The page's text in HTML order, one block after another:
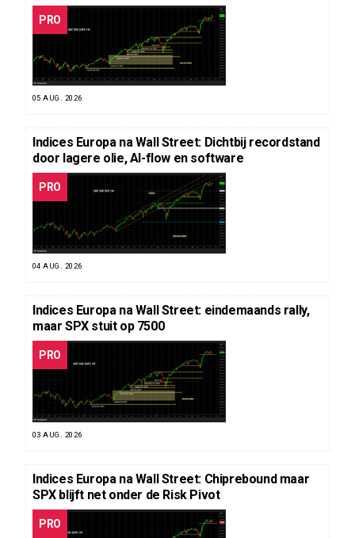
PRO
05 AUG. 2026
Indices Europa na Wall Street: Dichtbij recordstand
door lagere olie, AI-flow en software
PRO
04 AUG. 2026
Indices Europa na Wall Street: eindemaands rally,
maar SPX stuit op 7500
PRO
03 AUG. 2026
Indices Europa na Wall Street: Chiprebound maar
SPX blijft net onder de Risk Pivot
PRO